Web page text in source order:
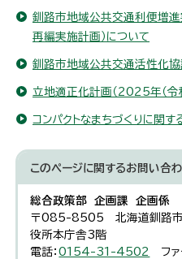
釧路市地域公共交通利便増
再編実施計画）について
釧路市地域公共交通活性化
立地適正化計画（2025年（令
コンパクトなまちづくりに関
このページに関するお問い合
総合政策部 企画課 企画係
〒085-8505 北海道釧路
役所本庁舎3階
電話：0154-31-4502
フ